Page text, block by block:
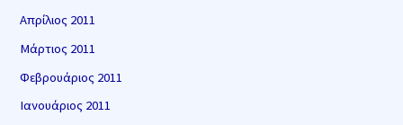
Απρίλιος 2011
Μάρτιος 2011
Φεβρουάριος 2011
Ιανουάριος 2011